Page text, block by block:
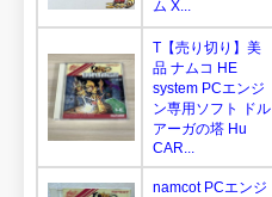
ム X...
T【売り切り】美
品 ナムコ HE
system PCエンジ
ン専用ソフト ドル
アーガの塔 Hu
CAR...
namcot PCエンジ